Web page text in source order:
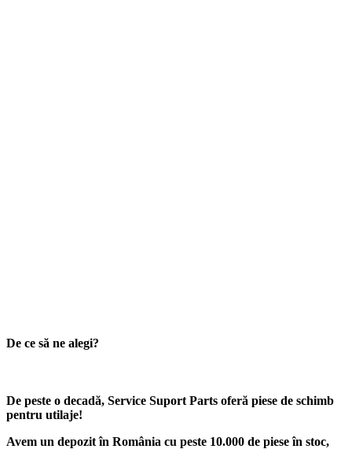
De ce să ne alegi?
De peste o decadă, Service Suport Parts oferă piese de schimb
pentru utilaje!
Avem un depozitîn România cu peste 10.000 de piese în stoc,